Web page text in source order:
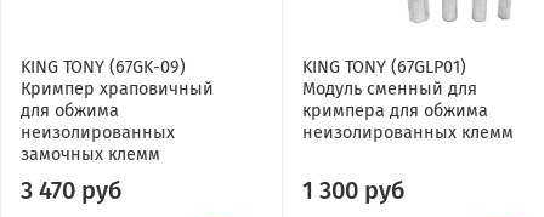
KING TONY (67GK-09)
Кримпер храповичный
для обжима
неизолированных
замочных клемм
3 470 руб
KING TONY (67GLP01)
Модуль сменный для
кримпера для обжима
неизолированных клемм
1 300 руб